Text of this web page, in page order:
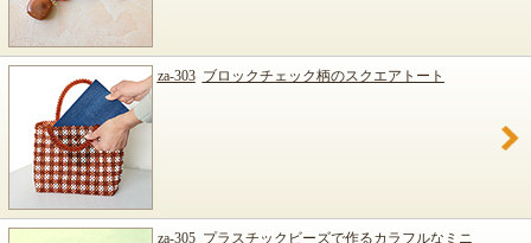
za-303 ブロックチェック柄のスクエアトート
za-305 プラスチックビーズで作るカラフルなミニ